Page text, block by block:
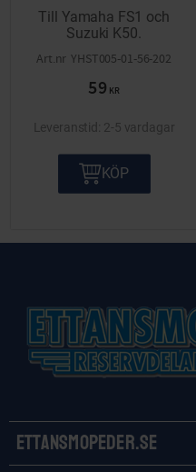
Till Yamaha FS1 och
Suzuki K50.
YHST005-01-56-202
59 KR
2-5 vardagar
KÖP
Ettansmopeder.se